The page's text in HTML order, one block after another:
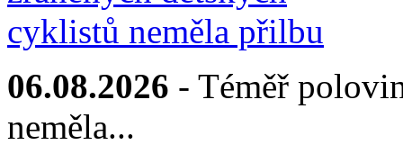
06.08.2026 - Téměř
neměla...